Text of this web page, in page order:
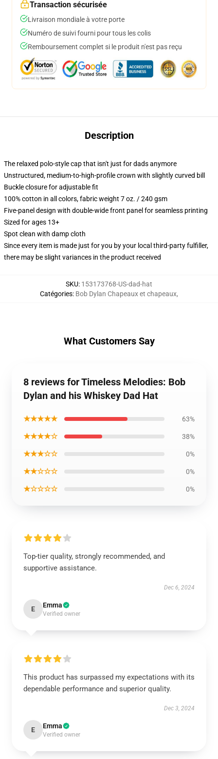
Transaction sécurisée
Livraison mondiale à votre porte
Numéro de suivi fourni pour tous les colis
Remboursement complet si le produit n'est pas reçu
Description
The relaxed polo-style cap that isn't just for dads anymore
Unstructured, medium-to-high-profile crown with slightly curved bill
Buckle closure for adjustable fit
100% cotton in all colors, fabric weight 7 oz. / 240 gsm
Five-panel design with double-wide front panel for seamless printing
Sized for ages 13+
Spot clean with damp cloth
Since every item is made just for you by your local third-party fulfiller,
there may be slight variances in the product received
SKU: 153173768-US-dad-hat
Catégories: Bob Dylan Chapeaux et chapeaux,
What Customers Say
8 reviews for Timeless Melodies: Bob
Dylan and his Whiskey Dad Hat
★★★★★ 63%
★★★★☆ 38%
★★★☆☆ 0%
★★☆☆☆ 0%
★☆☆☆☆ 0%
Top-tier quality, strongly recommended, and
supportive assistance.
Dec 6, 2024
E Emma
Verified owner
This product has surpassed my expectations with its
dependable performance and superior quality.
Dec 3, 2024
E Emma
Verified owner